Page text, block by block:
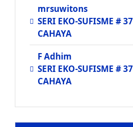
mrsuwitons
SERI EKO-SUFISME #
CAHAYA
F Adhim
SERI EKO-SUFISME #
CAHAYA